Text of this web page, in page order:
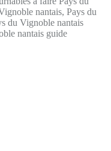
nantais, Pays du
du Vignoble nantais
nantais guide